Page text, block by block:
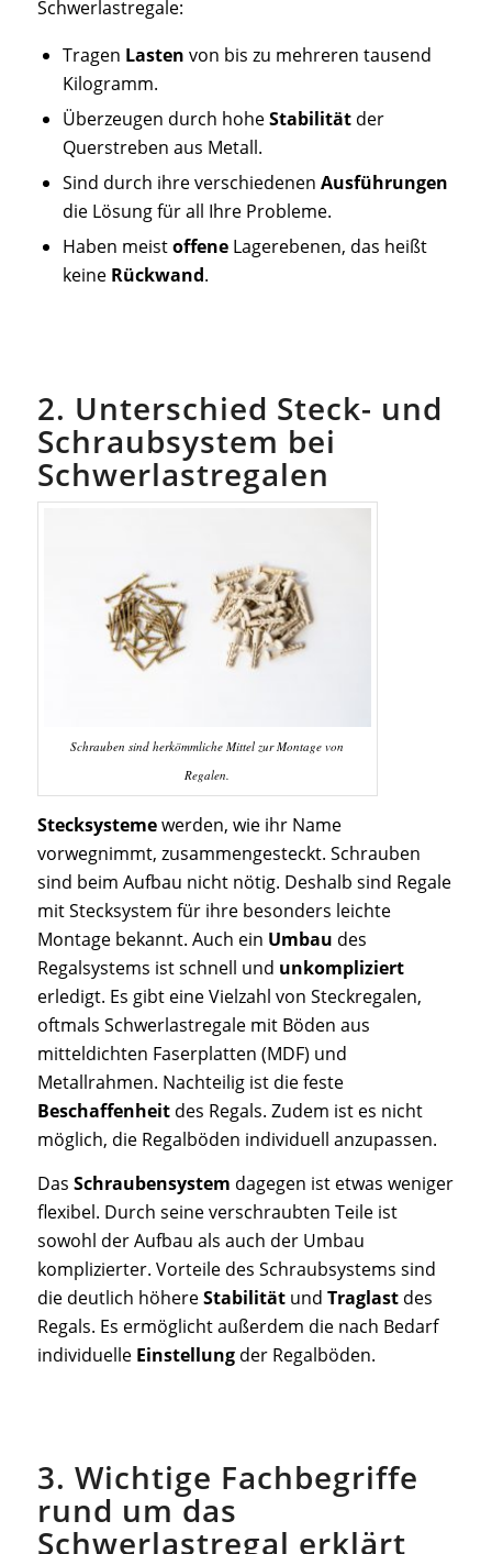
Schwerlastregale:
Tragen Lasten von bis zu mehreren tausend
Kilogramm.
Überzeugen durch hoheStabilitätder
Querstreben aus Metall.
Sind durch ihre verschiedenen Ausführungen
die Lösung für all Ihre Probleme.
Haben meistoffeneLagerebenen, das heißt
keine Rückwand.
2. Unterschied Steck- und
Schraubsystem bei
Schwerlastregalen
Schrauben sind herkömmliche Mittel zur Montage von
Regalen.
Stecksystemewerden, wie ihr Name
vorwegnimmt, zusammengesteckt. Schrauben
sind beim Aufbau nicht nötig. Deshalb sind Regale
mit Stecksystem für ihre besonders leichte
Montage bekannt. Auch ein Umbau des
Regalsystems ist schnell und unkompliziert
erledigt. Es gibt eine Vielzahl von Steckregalen,
oftmals Schwerlastregale mit Böden aus
mitteldichten Faserplatten (MDF) und
Metallrahmen. Nachteilig ist die feste
Beschaffenheitdes Regals. Zudem ist es nicht
möglich, die Regalböden individuell anzupassen.
Das Schraubensystem dagegen ist etwas weniger
flexibel. Durch seine verschraubten Teile ist
sowohl der Aufbau als auch der Umbau
komplizierter. Vorteile des Schraubsystems sind
die deutlich höhereStabilitätund Traglastdes
Regals. Es ermöglicht außerdem die nach Bedarf
individuelle Einstellungder Regalböden.
3. Wichtige Fachbegriffe
rund um das
Schwerlastregal erklärt